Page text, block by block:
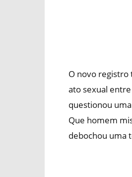
O novo registro
ato sexual entre
questionou
Que homem
debochou uma